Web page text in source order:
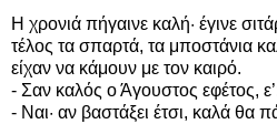
Η χρονιά πήγαινε καλή· έγινε
τέλος τα σπαρτά, τα μποστάνια
είχαν να κάμουν με τον καιρό.
- Σαν καλός ο Άγουστος εφέτος,
- Ναι· αν βαστάξει έτσι, καλά θα